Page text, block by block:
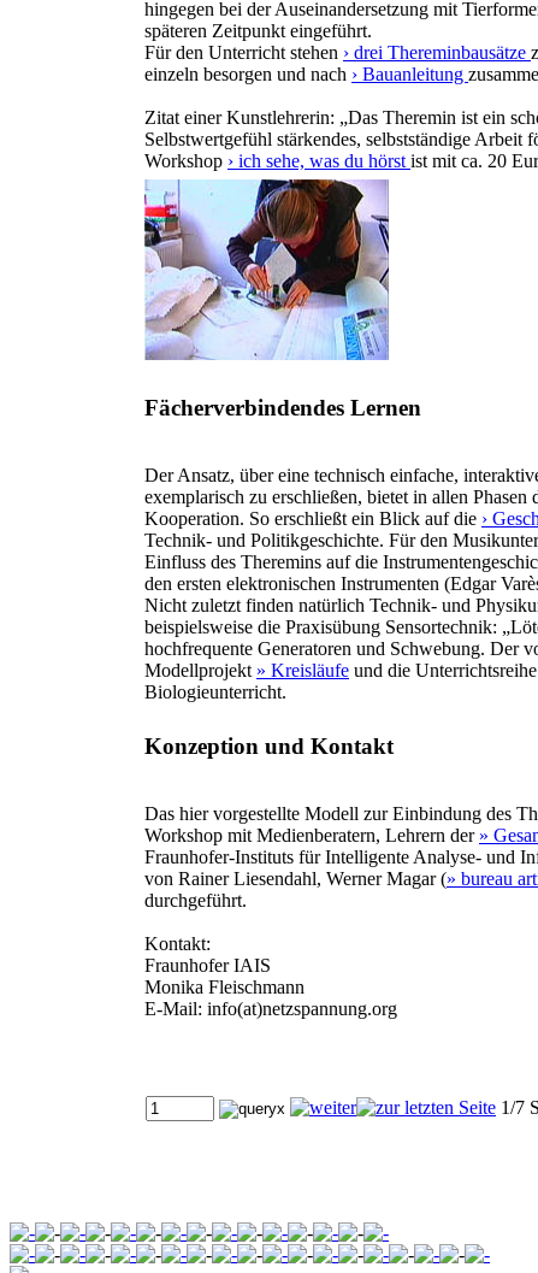
hingegen bei der Auseinandersetzung mit
späteren Zeitpunkt eingeführt.
Für den Unterricht stehen › drei Thereminbausätze
einzeln besorgen und nach › Bauanleitung
Zitat einer Kunstlehrerin: „Das Theremin ist ein
Selbstwertgefühl stärkendes, selbstständige Arbeit
Workshop › ich sehe, was du hörstist mit ca. 20
Fächerverbindendes Lernen
Der Ansatz, über eine technisch einfache,
exemplarisch zu erschließen, bietet in allen
Kooperation. So erschließt ein Blick auf die ›
Technik- und Politikgeschichte. Für den
Einfluss des Theremins auf die
den ersten elektronischen Instrumenten (Edgar
Nicht zuletzt finden natürlich Technik- und
beispielsweise die Praxisübung Sensortechnik:
hochfrequente Generatoren und Schwebung. Der
Modellprojekt » Kreisläufe und die Unterrichtsreihe
Biologieunterricht.
Konzeption und Kontakt
Das hier vorgestellte Modell zur Einbindung des
Workshop mit Medienberatern, Lehrern der »
Fraunhofer-Instituts für Intelligente Analyse- und
von Rainer Liesendahl, Werner Magar (» bureau
durchgeführt.
Kontakt:
Fraunhofer IAIS
Monika Fleischmann
E-Mail: info(at)netzspannung.org
1/7